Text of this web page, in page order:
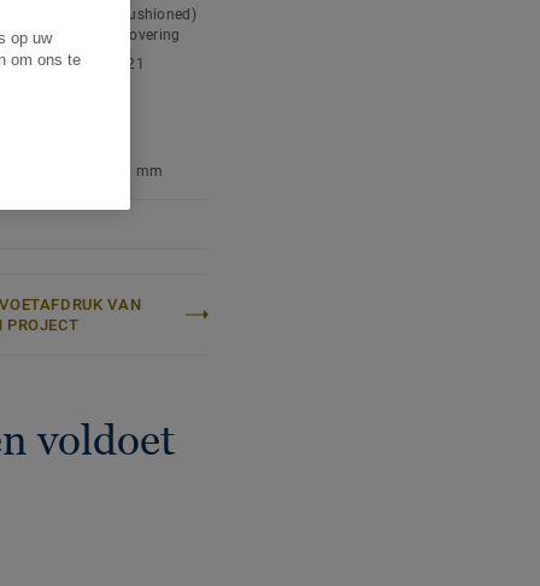
Expanded (cushioned)
chloride) floor covering
classificatie:
21
0,15 mm
VAN
PROJECT
voldoet
op uw
om ons te